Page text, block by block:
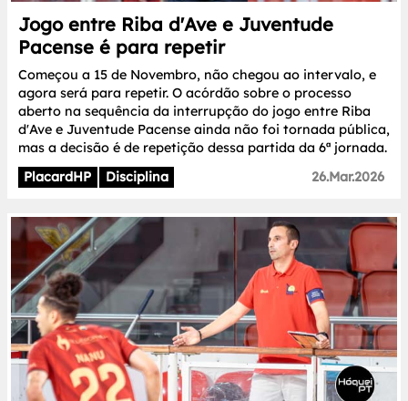
Jogo entre Riba d'Ave e Juventude
Pacense é para repetir
Começou a 15 de Novembro, não chegou ao intervalo, e
agora será para repetir. O acórdão sobre o processo
aberto na sequência da interrupção do jogo entre Riba
d'Ave e Juventude Pacense ainda não foi tornada pública,
mas a decisão é de repetição dessa partida da 6ª jornada.
PlacardHP
Disciplina 26.Mar.2026